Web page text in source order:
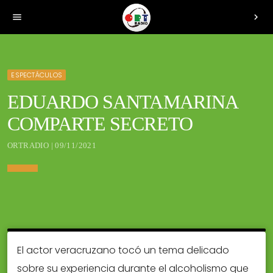
menu chevron_right
ESPECTÁCULOS
EDUARDO SANTAMARINA
COMPARTE SECRETO
ORTRADIO | 09/11/2021
El actor veracruzano tocó un tema delicado
sobre su experiencia durante el alcoholismo que